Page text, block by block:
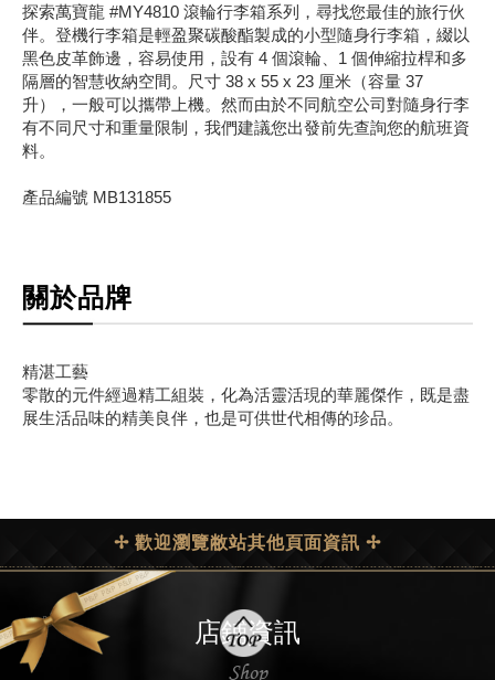
探索萬寶龍 #MY4810 滾輪行李箱系列，尋找您最佳的旅行伙
伴。登機行李箱是輕盈聚碳酸酯製成的小型隨身行李箱，綴以
黑色皮革飾邊，容易使用，設有 4 個滾輪、1 個伸縮拉桿和多
隔層的智慧收納空間。尺寸 38 x 55 x 23 厘米（容量 37
升），一般可以攜帶上機。然而由於不同航空公司對隨身行李
有不同尺寸和重量限制，我們建議您出發前先查詢您的航班資
料。
產品編號 MB131855
關於品牌
精湛工藝
零散的元件經過精工組裝，化為活靈活現的華麗傑作，既是盡
展生活品味的精美良伴，也是可供世代相傳的珍品。
✢ 歡迎瀏覽敝站其他頁面資訊 ✢
店鋪資訊
Shop